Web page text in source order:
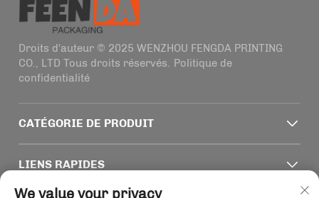
Droits d'auteur © 2025 WENZHOU FENGDA PRINTING
CO., LTD Tous droits réservés. Politique de
confidentialité
CATÉGORIE DE PRODUIT
LIENS RAPIDES
We value your privacy